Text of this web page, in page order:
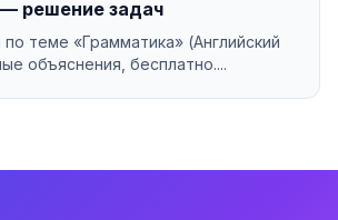
решение задач
теме «Грамматика» (Английский
объяснения, бесплатно....